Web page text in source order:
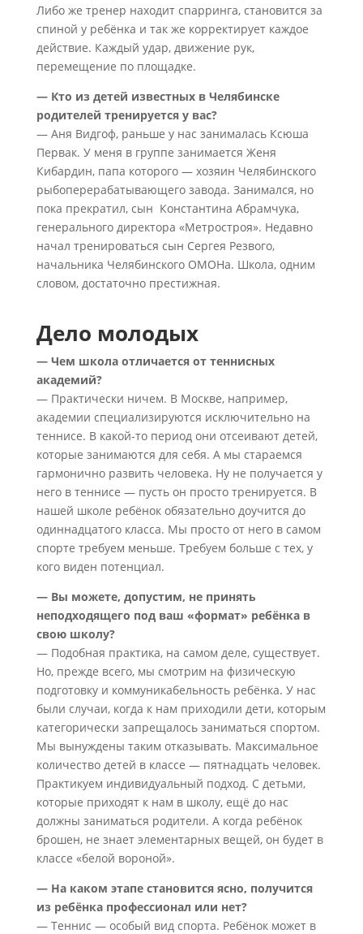
Либо же тренер находит спарринга, становится за
спиной у ребёнка и так же корректирует каждое
действие. Каждый удар, движение рук,
перемещение по площадке.
— Кто из детей известных в Челябинске
родителей тренируется у вас?
— Аня Видгоф, раньше у нас занималась Ксюша
Первак. У меня в группе занимается Женя
Кибардин, папа которого — хозяин Челябинского
рыбоперерабатывающего завода. Занимался, но
пока прекратил, сын Константина Абрамчука,
генерального директора «Метростроя». Недавно
начал тренироваться сын Сергея Резвого,
начальника Челябинского ОМОНа. Школа, одним
словом, достаточно престижная.
Дело молодых
— Чем школа отличается от теннисных
академий?
— Практически ничем. В Москве, например,
академии специализируются исключительно на
теннисе. В какой-то период они отсеивают детей,
которые занимаются для себя. А мы стараемся
гармонично развить человека. Ну не получается у
него в теннисе — пусть он просто тренируется. В
нашей школе ребёнок обязательно доучится до
одиннадцатого класса. Мы просто от него в самом
спорте требуем меньше. Требуем больше с тех, у
кого виден потенциал.
— Вы можете, допустим, не принять
неподходящего под ваш «формат» ребёнка в
свою школу?
— Подобная практика, на самом деле, существует.
Но, прежде всего, мы смотрим на физическую
подготовку и коммуникабельность ребёнка. У нас
были случаи, когда к нам приходили дети, которым
категорически запрещалось заниматься спортом.
Мы вынуждены таким отказывать. Максимальное
количество детей в классе — пятнадцать человек.
Практикуем индивидуальный подход. С детьми,
которые приходят к нам в школу, ещё до нас
должны заниматься родители. А когда ребёнок
брошен, не знает элементарных вещей, он будет в
классе «белой вороной».
— На каком этапе становится ясно, получится
из ребёнка профессионал или нет?
— Теннис — особый вид спорта. Ребёнок может в